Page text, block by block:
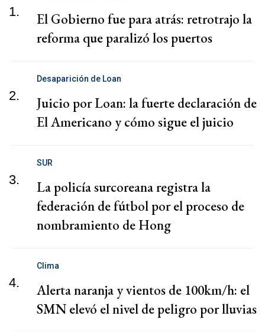
1.
El Gobierno fue para atrás: retrotrajo la
reforma que paralizó los puertos
2.
Desaparición de Loan
Juicio por Loan: la fuerte declaración de
El Americano y cómo sigue el juicio
3.
SUR
La policía surcoreana registra la
federación de fútbol por el proceso de
nombramiento de Hong
4.
Clima
Alerta naranja y vientos de 100km/h: el
SMN elevó el nivel de peligro por lluvias